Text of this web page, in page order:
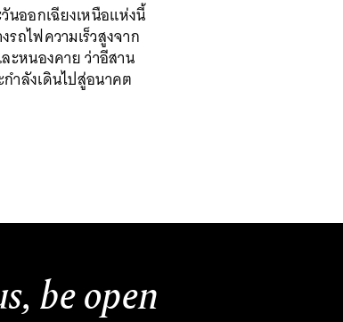
ออกเฉียงเหนือแห่งนี้
ถไฟความเร็วสูงจาก
ะหนองคาย ว่าอีสาน
ำลังเดินไปสู่อนาคต
be open